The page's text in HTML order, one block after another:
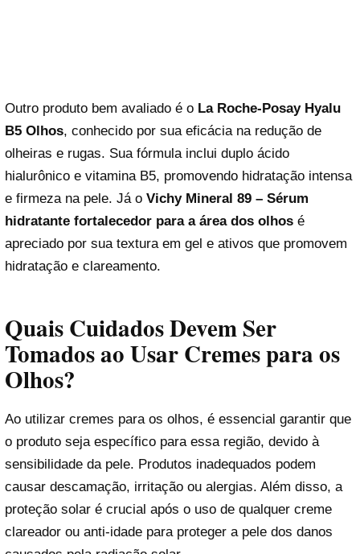
Outro produto bem avaliado é o La Roche-Posay Hyalu
B5 Olhos, conhecido por sua eficácia na redução de
olheiras e rugas. Sua fórmula inclui duplo ácido
hialurônico e vitamina B5, promovendo hidratação intensa
e firmeza na pele. Já o Vichy Mineral 89 – Sérum
hidratante fortalecedor para a área dos olhos é
apreciado por sua textura em gel e ativos que promovem
hidratação e clareamento.
Quais Cuidados Devem Ser
Tomados ao Usar Cremes para os
Olhos?
Ao utilizar cremes para os olhos, é essencial garantir que
o produto seja específico para essa região, devido à
sensibilidade da pele. Produtos inadequados podem
causar descamação, irritação ou alergias. Além disso, a
proteção solar é crucial após o uso de qualquer creme
clareador ou anti-idade para proteger a pele dos danos